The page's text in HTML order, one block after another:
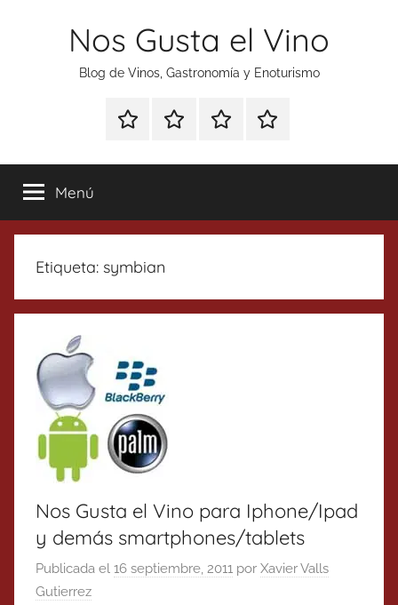
Nos Gusta el Vino
Blog de Vinos, Gastronomía y Enoturismo
Especial
Tonics
Enoturismo
Gastronomía
RankingContacto
Menú
Etiqueta: symbian
Nos Gusta el Vino para Iphone/Ipad
y demás smartphones/tablets
Publicada el 16 septiembre, 2011 por Xavier Valls
Gutierrez